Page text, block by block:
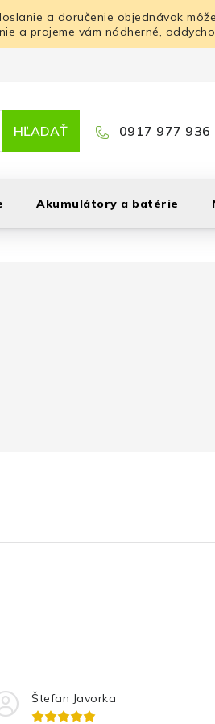
a doručenie objednávok
a prajeme vám nádherné,
HĽADAŤ 0917 977 936
Akumulátory a batérie
Štefan Javorka